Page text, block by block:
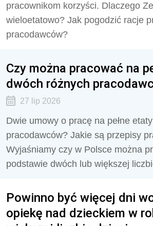
pracownikom korzyści. Dlaczego
wieloetatowo? Jak pogodzić racje
pracodawców?
Czy można pracować na
dwóch różnych
27 lip 2026
Dwie umowy o pracę na pełne
pracodawców? Jakie są przepisy
Wyjaśniamy czy w Polsce można
podstawie dwóch lub większej
Powinno być więcej dni
opiekę nad dzieckiem w